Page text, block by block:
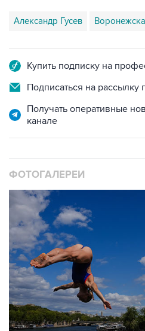
Александр Гусев
Купить подписку на
Подписаться на рассылку
Получать оперативные
канале
ФОТОГАЛЕРЕИ